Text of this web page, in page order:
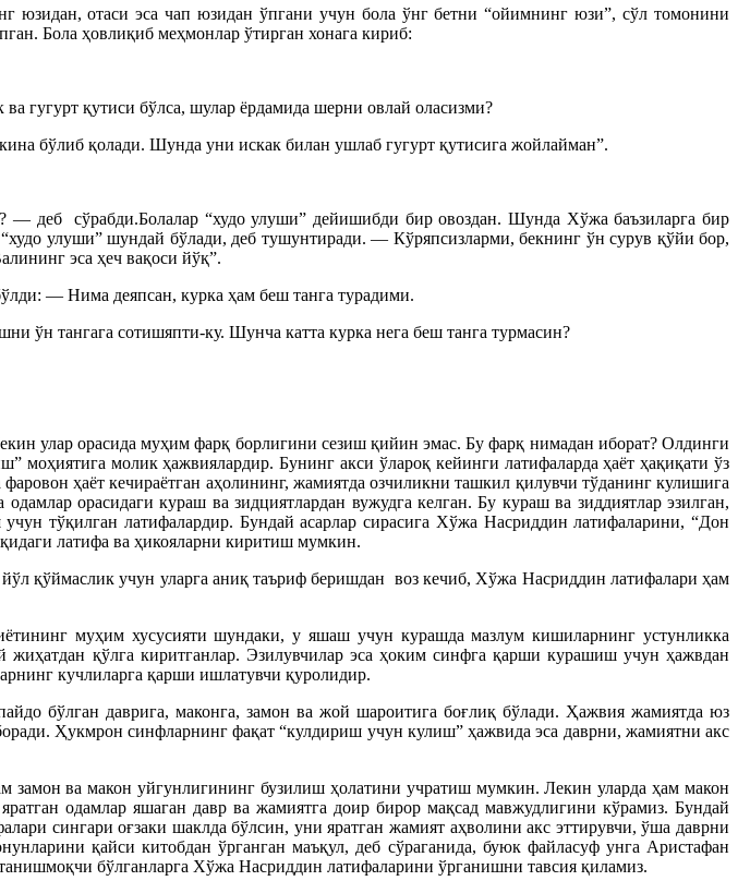
юзидан, отаси эса чап юзидан ўпгани учун бола ўнг бетни “ойимнинг юзи”, сўл томонини
Бола ҳовлиқиб меҳмонлар ўтирган хонага кириб:
гугурт қутиси бўлса, шулар ёрдамида шерни овлай оласизми?
бўлиб қолади. Шунда уни искак билан ушлаб гугурт қутисига жойлайман”.
— деб сўрабди.Болалар “худо улуши” дейишибди бир овоздан. Шунда Хўжа баъзиларга бир
улуши” шундай бўлади, деб тушунтиради. — Кўряпсизларми, бекнинг ўн сурув қўйи бор,
эса ҳеч вақоси йўқ”.
— Нима деяпсан, курка ҳам беш танга турадими.
ўн тангага сотишяпти-ку. Шунча катта курка нега беш танга турмасин?
улар орасида муҳим фарқ борлигини сезиш қийин эмас. Бу фарқ нимадан иборат? Олдинги
моҳиятига молик ҳажвиялардир. Бунинг акси ўлароқ кейинги латифаларда ҳаёт ҳақиқати ўз
ҳаёт кечираётган аҳолининг, жамиятда озчиликни ташкил қилувчи тўданинг кулишига
орасидаги кураш ва зидциятлардан вужудга келган. Бу кураш ва зиддиятлар эзилган,
тўқилган латифалардир. Бундай асарлар сирасига Хўжа Насриддин латифаларини, “Дон
латифа ва ҳикояларни киритиш мумкин.
қўймаслик учун уларга аниқ таъриф беришдан воз кечиб, Хўжа Насриддин латифалари ҳам
муҳим хусусияти шундаки, у яшаш учун курашда мазлум кишиларнинг устунликка
қўлга киритганлар. Эзилувчилар эса ҳоким синфга қарши курашиш учун ҳажвдан
кучлиларга қарши ишлатувчи қуролидир.
бўлган даврига, маконга, замон ва жой шароитига боғлиқ бўлади. Ҳажвия жамиятда юз
Ҳукмрон синфларнинг фақат “кулдириш учун кулиш” ҳажвида эса даврни, жамиятни акс
ва макон уйгунлигининг бузилиш ҳолатини учратиш мумкин. Лекин уларда ҳам макон
одамлар яшаган давр ва жамиятга доир бирор мақсад мавжудлигини кўрамиз. Бундай
сингари оғзаки шаклда бўлсин, уни яратган жамият аҳволини акс эттирувчи, ўша даврни
қайси китобдан ўрганган маъқул, деб сўраганида, буюк файласуф унга Аристафан
бўлганларга Хўжа Насриддин латифаларини ўрганишни тавсия қиламиз.